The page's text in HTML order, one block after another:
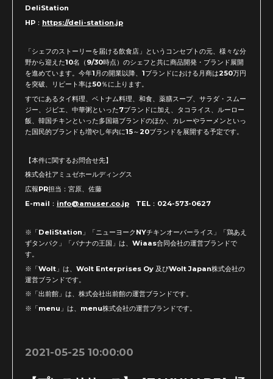
DeliStation
HP： https://deli-station.jp
「シェフのストーリーを届ける飲食店」というコンセプトの元、様々な分
野から迎えた10名（9/30時点）のシェフと共に商品開発・ブランド展開
を進めています。今年1月の開業以降、1ブランドにおける月商は250万円
を突破、リピート率は50％に上ります。
すでにあるタイ料理、ベトナム料理、和食、薬膳スープ、サラダ・スムー
ジー、ジビエ、中華粥といった7ブランドに加え、タコライス、ルーロー
飯、韓国チキンといった多国籍ブランドのほか、カレーやラーメンといっ
た国民的ブランドも増やし年内に15～20ブランドを展開する予定です。
【本件に関するお問合せ先】
株式会社アミュゼホールディングス
広報PR担当：宮原、佐藤
E-mail： info@amuser.co.jp TEL：024-573-0627
※「DeliStation」「ニューヨークNYチキンオーバーライス」「鶏あえ
ずタンパク」「バナナの王国」は、Wiaas合同会社の運営ブランドで
す。
※「Wolt」は、Wolt Enterprises Oy 及びWolt Japan株式会社の
運営ブランドです。
※「出前館」は、株式会社出前館の運営ブランドです。
※「menu」は、menu株式会社の運営ブランドです。
2021-05-25 10:00:00